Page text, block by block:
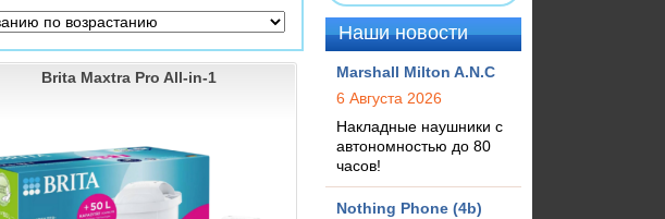
Brita Maxtra Pro All-in-1
Наши новости
Marshall Milton A.N.C
6 Августа 2026
Накладные наушники с
автономностью до 80
часов!
Nothing Phone (4b)